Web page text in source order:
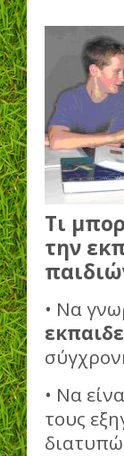
Τι
την
• Να
• Να
τους